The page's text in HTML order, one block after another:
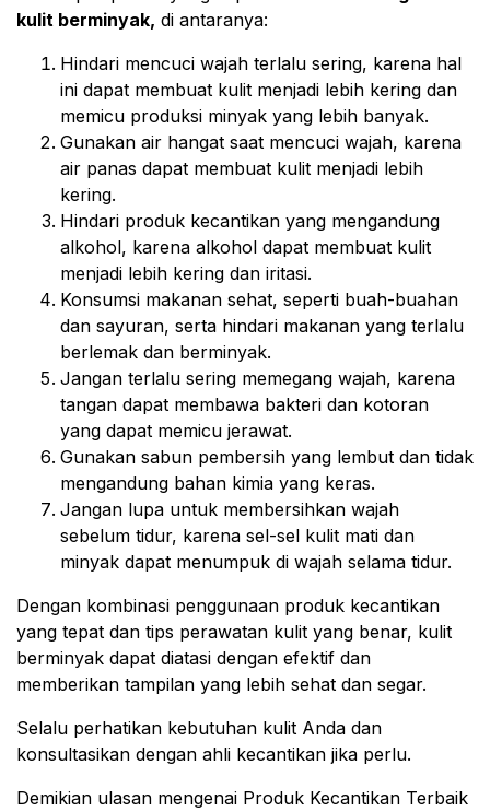
kulit berminyak, di antaranya:
Hindari mencuci wajah terlalu sering, karena hal
ini dapat membuat kulit menjadi lebih kering dan
memicu produksi minyak yang lebih banyak.
Gunakan air hangat saat mencuci wajah, karena
air panas dapat membuat kulit menjadi lebih
kering.
Hindari produk kecantikan yang mengandung
alkohol, karena alkohol dapat membuat kulit
menjadi lebih kering dan iritasi.
Konsumsi makanan sehat, seperti buah-buahan
dan sayuran, serta hindari makanan yang terlalu
berlemak dan berminyak.
Jangan terlalu sering memegang wajah, karena
tangan dapat membawa bakteri dan kotoran
yang dapat memicu jerawat.
Gunakan sabun pembersih yang lembut dan tidak
mengandung bahan kimia yang keras.
Jangan lupa untuk membersihkan wajah
sebelum tidur, karena sel-sel kulit mati dan
minyak dapat menumpuk di wajah selama tidur.
Dengan kombinasi penggunaan produk kecantikan
yang tepat dan tips perawatan kulit yang benar, kulit
berminyak dapat diatasi dengan efektif dan
memberikan tampilan yang lebih sehat dan segar.
Selalu perhatikan kebutuhan kulit Anda dan
konsultasikan dengan ahli kecantikan jika perlu.
Demikian ulasan mengenai Produk Kecantikan Terbaik